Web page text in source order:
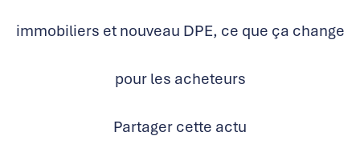
immobiliers et nouveau DPE, ce que ça change
pour les acheteurs
Partager cette actu